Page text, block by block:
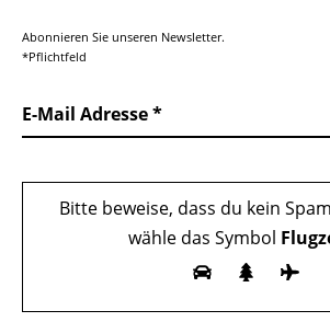
Abonnieren Sie unseren Newsletter.
*Pflichtfeld
E-Mail Adresse
Bitte beweise, dass du kein
wähle das Symbol